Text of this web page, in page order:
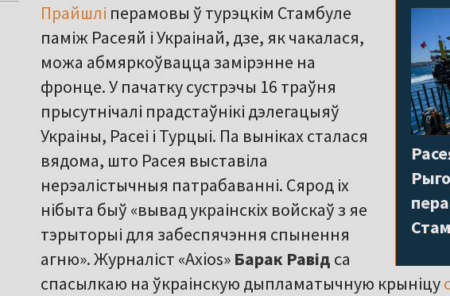
Прайшлі перамовы ў турэцкім Стамбуле
паміж Расеяй і Украінай, дзе, як чакалася,
можа абмяркоўвацца замірэнне на
фронце. У пачатку сустрэчы 16 траўня
прысутнічалі прадстаўнікі дэлегацыяў
Украіны, Расеі і Турцыі. Па выніках сталася
вядома, што Расея выставіла
нерэалістычныя патрабаванні. Сярод іх
нібыта быў «вывад украінскіх войскаў з яе
тэрыторыі для забеспячэння спынення
агню». Журналіст «Axios» Барак Равід са
спасылкаю на ўкраінскую дыпламатычную крыніцу